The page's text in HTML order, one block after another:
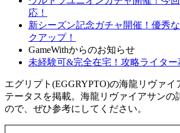
応！
新シーズン記念ガチャ開催！優秀
クアップ！
GameWithからのお知らせ
未経験可&完全在宅！攻略ライター
エグリプト(EGGRYPTO)の海龍リヴァイ
テータスを掲載。海龍リヴァイアサンの
ので、ぜひ参考にしてください。